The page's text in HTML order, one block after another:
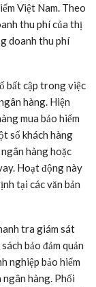
Việt Nam. Theo
thu phí của thị
doanh thu phí
bất cập trong việc
hàng. Hiện
mua bảo hiểm
số khách hàng
ngân hàng hoặc
Hoạt động này
tại các văn bản
tra giám sát
bảo đảm quản
nghiệp bảo hiểm
ngân hàng. Phối